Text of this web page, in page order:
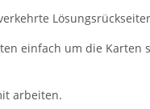
einfach um die
arbeiten.